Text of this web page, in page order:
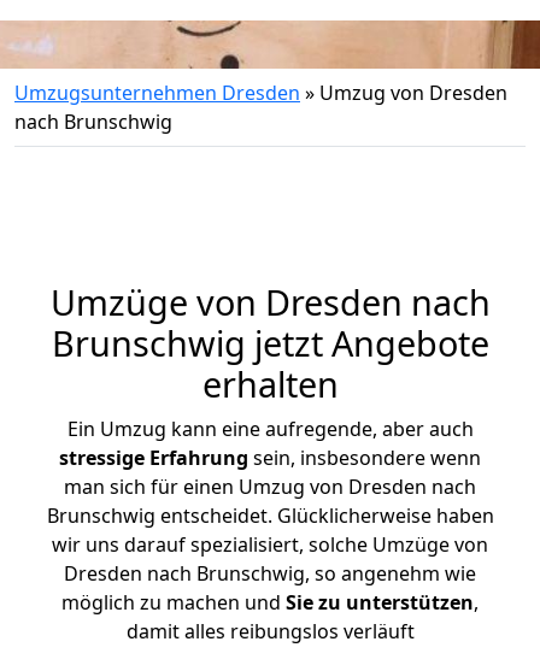
Umzugsunternehmen Dresden » Umzug von Dresden
nach Brunschwig
Umzüge von Dresden nach
Brunschwig jetzt Angebote
erhalten
Ein Umzug kann eine aufregende, aber auch
stressige Erfahrung sein, insbesondere wenn
man sich für einen Umzug von Dresden nach
Brunschwig entscheidet. Glücklicherweise haben
wir uns darauf spezialisiert, solche Umzüge von
Dresden nach Brunschwig, so angenehm wie
möglich zu machen und Sie zu unterstützen,
damit alles reibungslos verläuft